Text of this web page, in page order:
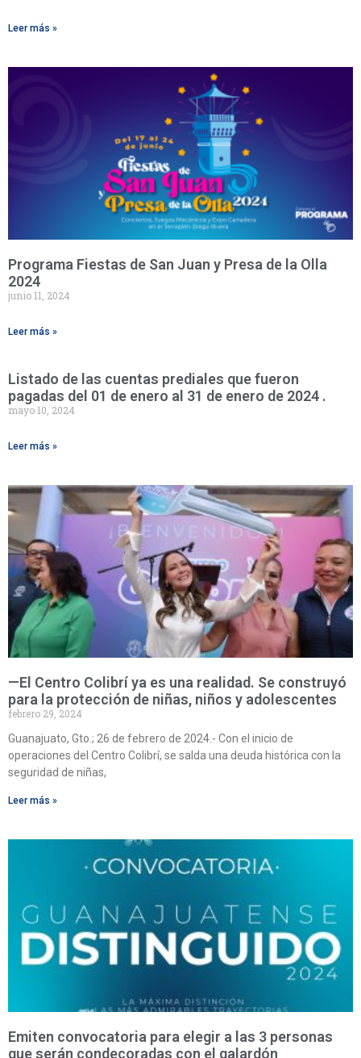
Leer más »
Programa Fiestas de San Juan y Presa de la Olla
2024
junio 11, 2024
Leer más »
Listado de las cuentas prediales que fueron
pagadas del 01 de enero al 31 de enero de 2024 .
mayo 10, 2024
Leer más »
—El Centro Colibrí ya es una realidad. Se construyó
para la protección de niñas, niños y adolescentes
febrero 29, 2024
Guanajuato, Gto.; 26 de febrero de 2024.- Con el inicio de
operaciones del Centro Colibrí, se salda una deuda histórica con la
seguridad de niñas,
Leer más »
Emiten convocatoria para elegir a las 3 personas
que serán condecoradas con el galardón